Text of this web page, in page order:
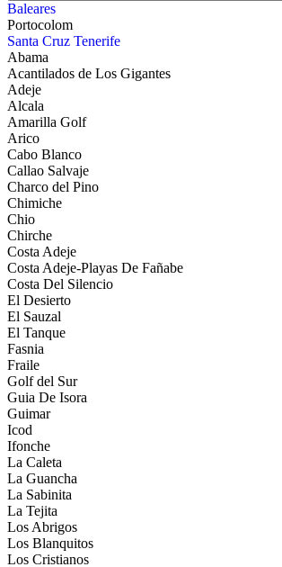
Baleares
Portocolom
Santa Cruz Tenerife
Abama
Acantilados de Los Gigantes
Adeje
Alcala
Amarilla Golf
Arico
Cabo Blanco
Callao Salvaje
Charco del Pino
Chimiche
Chio
Chirche
Costa Adeje
Costa Adeje-Playas De Fañabe
Costa Del Silencio
El Desierto
El Sauzal
El Tanque
Fasnia
Fraile
Golf del Sur
Guia De Isora
Guimar
Icod
Ifonche
La Caleta
La Guancha
La Sabinita
La Tejita
Los Abrigos
Los Blanquitos
Los Cristianos